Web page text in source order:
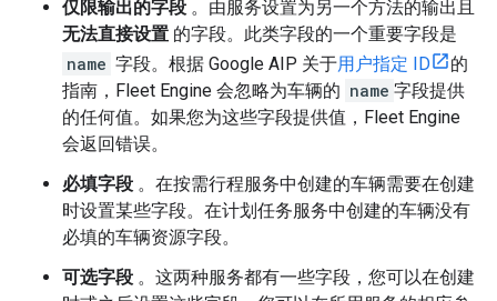
仅限输出的字段 。由服务设置为另一个方法的输出且
无法直接设置 的字段。此类字段的一个重要字段是
name 字段。根据 Google AIP 关于用户指定 ID
的
指南，Fleet Engine 会忽略为车辆的 name 字段提供
的任何值。如果您为这些字段提供值，Fleet Engine
会返回错误。
必填字段 。在按需行程服务中创建的车辆需要在创建
时设置某些字段。在计划任务服务中创建的车辆没有
必填的车辆资源字段。
可选字段 。这两种服务都有一些字段，您可以在创建